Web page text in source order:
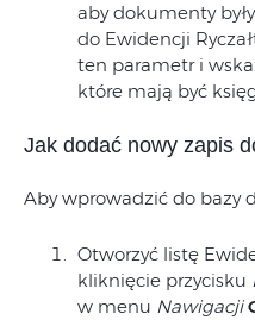
aby dokumenty
do Ewidencji
ten parametr i
które mają być
Jak dodać nowy zapis
Aby wprowadzić do bazy
Otworzyć listę
kliknięcie przycisku
w menu Nawigacji